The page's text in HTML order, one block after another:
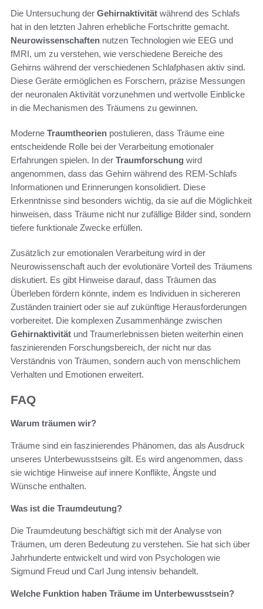
Die Untersuchung der Gehirnaktivität während des Schlafs
hat in den letzten Jahren erhebliche Fortschritte gemacht.
Neurowissenschaften nutzen Technologien wie EEG und
fMRI, um zu verstehen, wie verschiedene Bereiche des
Gehirns während der verschiedenen Schlafphasen aktiv sind.
Diese Geräte ermöglichen es Forschern, präzise Messungen
der neuronalen Aktivität vorzunehmen und wertvolle Einblicke
in die Mechanismen des Träumens zu gewinnen.
Moderne Traumtheorien postulieren, dass Träume eine
entscheidende Rolle bei der Verarbeitung emotionaler
Erfahrungen spielen. In der Traumforschung wird
angenommen, dass das Gehirn während des REM-Schlafs
Informationen und Erinnerungen konsolidiert. Diese
Erkenntnisse sind besonders wichtig, da sie auf die Möglichkeit
hinweisen, dass Träume nicht nur zufällige Bilder sind, sondern
tiefere funktionale Zwecke erfüllen.
Zusätzlich zur emotionalen Verarbeitung wird in der
Neurowissenschaft auch der evolutionäre Vorteil des Träumens
diskutiert. Es gibt Hinweise darauf, dass Träumen das
Überleben fördern könnte, indem es Individuen in sichereren
Zuständen trainiert oder sie auf zukünftige Herausforderungen
vorbereitet. Die komplexen Zusammenhänge zwischen
Gehirnaktivität und Traumerlebnissen bieten weiterhin einen
faszinierenden Forschungsbereich, der nicht nur das
Verständnis von Träumen, sondern auch von menschlichem
Verhalten und Emotionen erweitert.
FAQ
Warum träumen wir?
Träume sind ein faszinierendes Phänomen, das als Ausdruck
unseres Unterbewusstseins gilt. Es wird angenommen, dass
sie wichtige Hinweise auf innere Konflikte, Ängste und
Wünsche enthalten.
Was ist die Traumdeutung?
Die Traumdeutung beschäftigt sich mit der Analyse von
Träumen, um deren Bedeutung zu verstehen. Sie hat sich über
Jahrhunderte entwickelt und wird von Psychologen wie
Sigmund Freud und Carl Jung intensiv behandelt.
Welche Funktion haben Träume im Unterbewusstsein?